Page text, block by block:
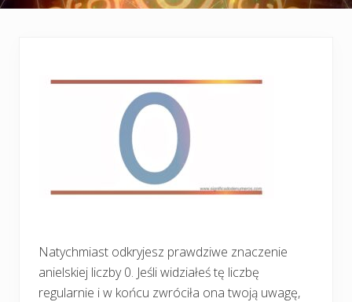
Natychmiast odkryjesz prawdziwe znaczenie
anielskiej liczby 0. Jeśli widziałeś tę liczbę
regularnie i w końcu zwróciła ona twoją uwagę,